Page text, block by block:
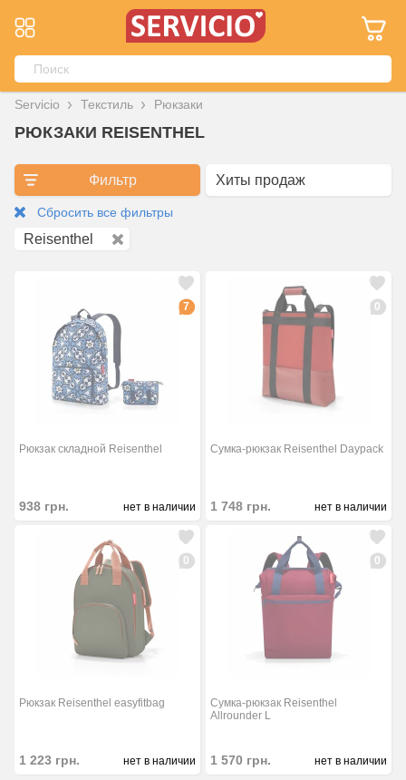
Servicio Текстиль Рюкзаки
РЮКЗАКИ REISENTHEL
Фильтр
Сбросить все фильтры
Reisenthel
7
Рюкзак складной Reisenthel
938 грн. нет в наличии
0
Сумка-рюкзак Reisenthel Daypack
1 748 грн. нет в наличии
0
Рюкзак Reisenthel easyfitbag
1 223 грн. нет в наличии
0
Сумка-рюкзак Reisenthel
Allrounder L
1 570 грн. нет в наличии